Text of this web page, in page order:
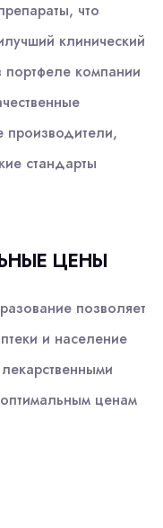
что
клинический
портфеле компании
производители,
стандарты
ЦЕНЫ
позволяет
и население
ценам